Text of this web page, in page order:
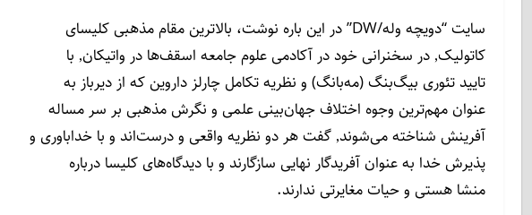
سایت “دویچه وله/DW” در این باره نوشت، بالاترین مقام مذهبی کلیسای
کاتولیک٬ در سخنرانی خود در آکادمی علوم جامعه اسقف‌ها در واتیکان٬ با
تایید تئوری بیگ‌بنگ (مه‌بانگ) و نظریه تکامل چارلز داروین که از دیرباز به
عنوان مهم‌ترین وجوه اختلاف جهان‌بینی علمی و نگرش مذهبی بر سر مساله
آفرینش شناخته می‌شوند٬ گفت هر دو نظریه واقعی و درست‌اند و با خداباوری و
پذیرش خدا به عنوان آفریدگار نهایی سازگارند و با دیدگاه‌های کلیسا درباره
منشا هستی و حیات مغایرتی ندارند.